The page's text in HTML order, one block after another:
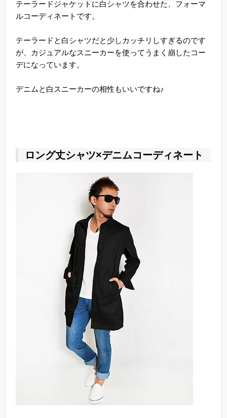
テーラードジャケットに白シャツを合わせた、フォーマ
ルコーディネートです。
テーラードと白シャツだと少しカッチリしすぎるのです
が、カジュアルなスニーカーを使ってうまく崩したコー
デになっています。
デニムと白スニーカーの相性もいいですね♪
ロング丈シャツ×デニムコーディネート